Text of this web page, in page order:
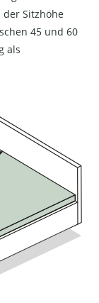
Sitzhöhe
45 und 60
als